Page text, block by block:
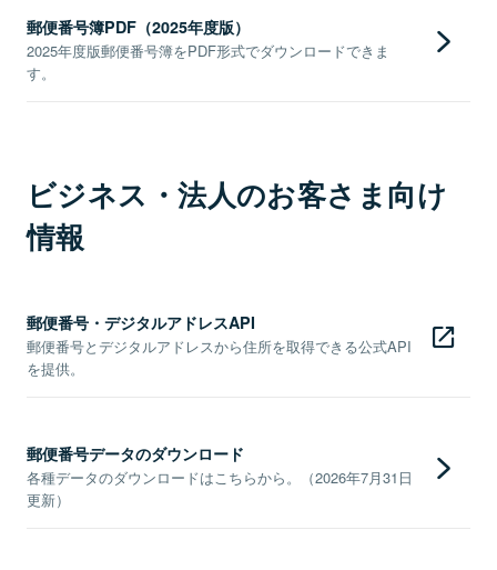
郵便番号簿PDF（2025年度版）
2025年度版郵便番号簿をPDF形式でダウンロードできま
す。
ビジネス・法人のお客さま向け
情報
郵便番号・デジタルアドレスAPI
郵便番号とデジタルアドレスから住所を取得できる公式API
を提供。
郵便番号データのダウンロード
各種データのダウンロードはこちらから。（2026年7月31日
更新）